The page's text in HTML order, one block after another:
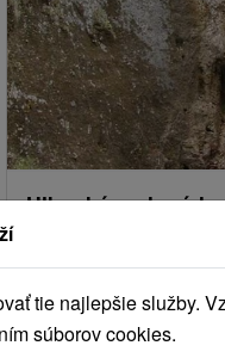
Hlbocký vodopád
Nadmorská výška: 500
14 m Krásny vodopád v
tie najlepšie služby.
súborov cookies.